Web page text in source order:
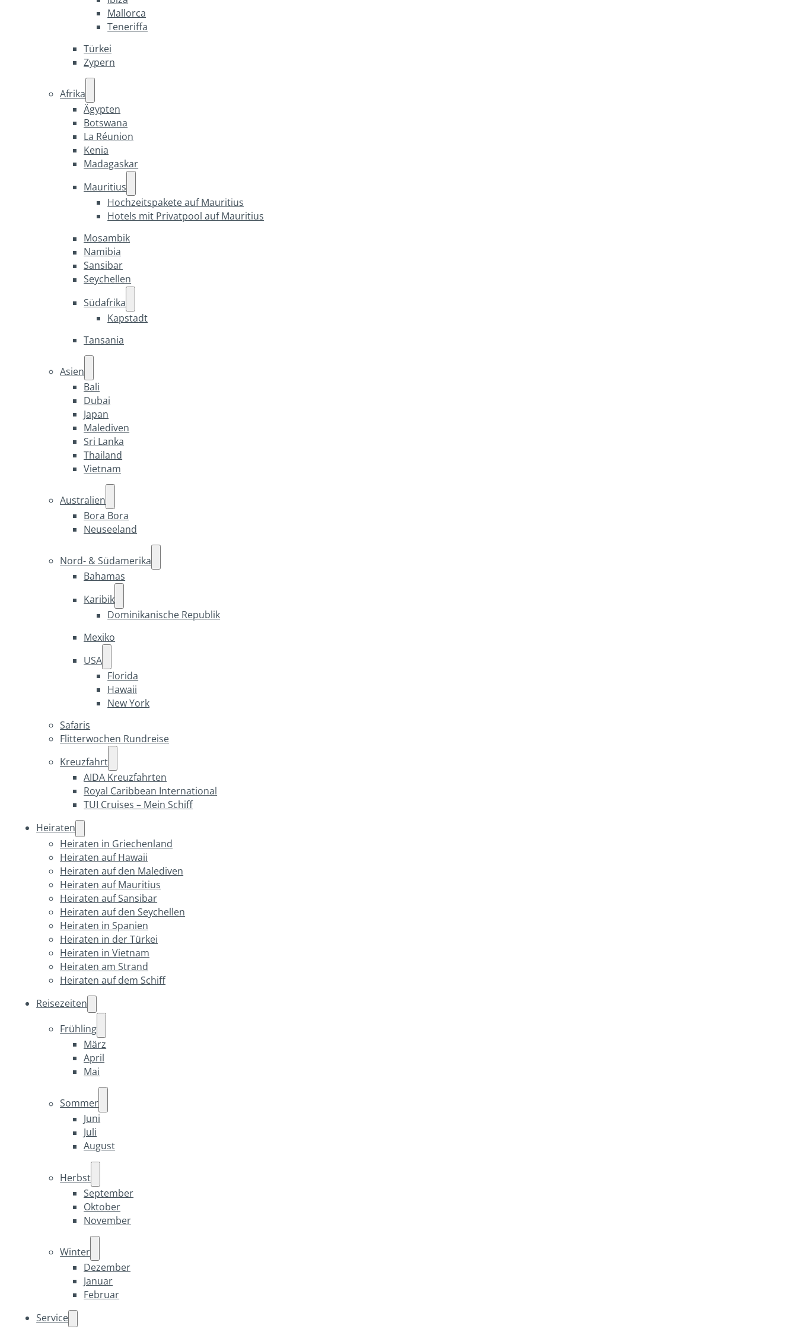
Mallorca
Teneriffa
Türkei
Zypern
Afrika
Ägypten
Botswana
La Réunion
Kenia
Madagaskar
Mauritius
Hochzeitspakete auf Mauritius
Hotels mit Privatpool auf Mauritius
Mosambik
Namibia
Sansibar
Seychellen
Südafrika
Kapstadt
Tansania
Asien
Bali
Dubai
Japan
Malediven
Sri Lanka
Thailand
Vietnam
Australien
Bora Bora
Neuseeland
Nord- & Südamerika
Bahamas
Karibik
Dominikanische Republik
Mexiko
USA
Florida
Hawaii
New York
Safaris
Flitterwochen Rundreise
Kreuzfahrt
AIDA Kreuzfahrten
Royal Caribbean International
TUI Cruises – Mein Schiff
Heiraten
Heiraten in Griechenland
Heiraten auf Hawaii
Heiraten auf den Malediven
Heiraten auf Mauritius
Heiraten auf Sansibar
Heiraten auf den Seychellen
Heiraten in Spanien
Heiraten in der Türkei
Heiraten in Vietnam
Heiraten am Strand
Heiraten auf dem Schiff
Reisezeiten
Frühling
März
April
Mai
Sommer
Juni
Juli
August
Herbst
September
Oktober
November
Winter
Dezember
Januar
Februar
Service